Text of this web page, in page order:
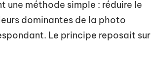
une méthode simple : réduire le
dominantes de la photo
Le principe reposait sur